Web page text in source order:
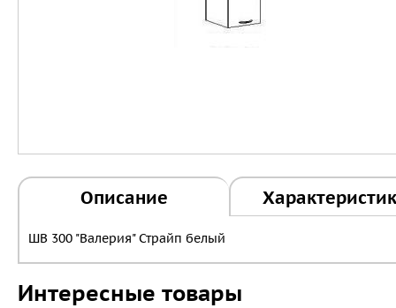
Описание
ШВ 300 "Валерия" Страйп белый
Интересные товары